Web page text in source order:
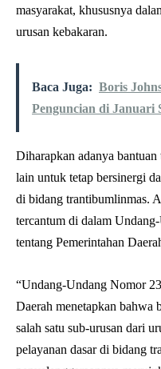
masyarakat, khususnya
urusan kebakaran.
Baca Juga: Boris
Penguncian di Januari
Diharapkan adanya bantuan
lain untuk tetap bersinergi
di bidang trantibumlinmas.
tercantum di dalam
tentang Pemerintahan
“Undang-Undang Nomor
Daerah menetapkan bahwa
salah satu sub-urusan dari
pelayanan dasar di bidang